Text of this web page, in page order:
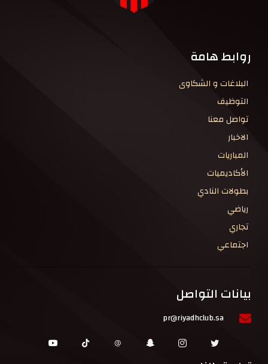
روابط هامة
البلاغات و الشكاوى
التوظيف
تواصل معنا
الاخبار
المباريات
الأكاديميات
بطولات النادي
رياضي
تجاري
اجتماعي
بيانات التواصل
pr@riyadhclub.sa